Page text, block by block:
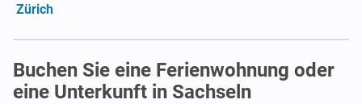
Zürich
Buchen Sie eine Ferienwohnung oder
eine Unterkunft in Sachseln